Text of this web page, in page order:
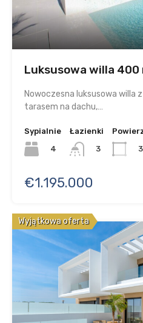
Luksusowa willa
Nowoczesna luksusowa willa
tarasem na dachu,…
Sypialnie
4
Łazienki
3
€1.195.000
Wyjątkowa oferta